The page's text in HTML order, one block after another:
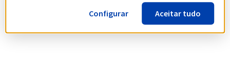
Configurar
Aceitar tudo